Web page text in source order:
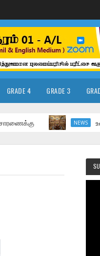
GRADE 4 GRADE 3
NEWS உலகின்